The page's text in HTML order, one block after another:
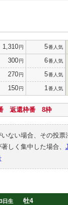
1,310円 5番人気
300円 6番人気
270円 5番人気
150円 1 番人気
返還枠番 8枠
ない場合、その投
しく集中した場合、
日生 牡4